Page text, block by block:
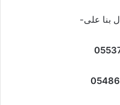
بنا على-